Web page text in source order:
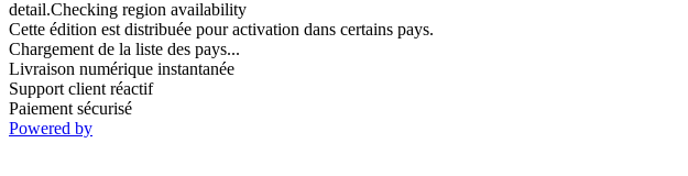
detail.Checking region availability
Cette édition est distribuée pour activation dans certains pays.
Chargement de la liste des pays...
Livraison numérique instantanée
Support client réactif
Paiement sécurisé
Powered by